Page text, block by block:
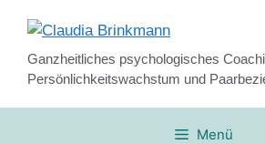
Inhalt
springenGanzheitliches psychologisches
Persönlichkeitswachstum und
Menü